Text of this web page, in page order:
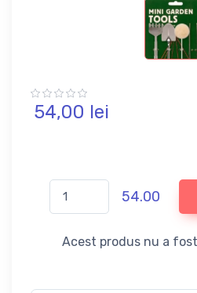
54,00 lei
54.00
Acest produs nu a